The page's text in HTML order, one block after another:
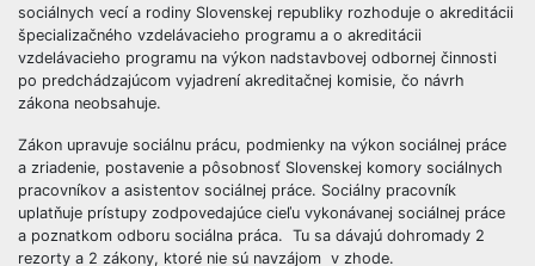
sociálnych vecí a rodiny Slovenskej republiky rozhoduje o akreditácii
špecializačného vzdelávacieho programu a o akreditácii
vzdelávacieho programu na výkon nadstavbovej odbornej činnosti
po predchádzajúcom vyjadrení akreditačnej komisie, čo návrh
zákona neobsahuje.
Zákon upravuje sociálnu prácu, podmienky na výkon sociálnej práce
a zriadenie, postavenie a pôsobnosť Slovenskej komory sociálnych
pracovníkov a asistentov sociálnej práce. Sociálny pracovník
uplatňuje prístupy zodpovedajúce cieľu vykonávanej sociálnej práce
a poznatkom odboru sociálna práca. Tu sa dávajú dohromady 2
rezorty a 2 zákony, ktoré nie sú navzájom v zhode.